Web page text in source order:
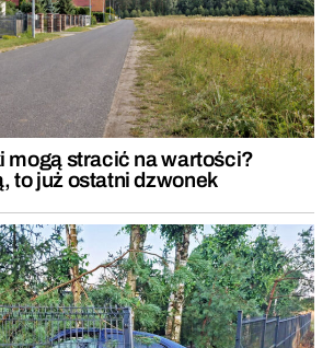
mogą stracić na wartości?
to już ostatni dzwonek